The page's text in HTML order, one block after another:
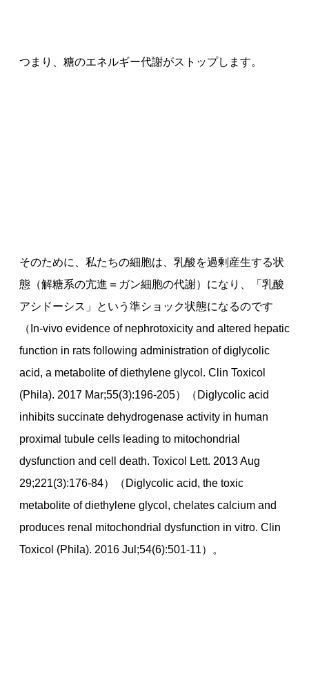
つまり、糖のエネルギー代謝がストップします。
そのために、私たちの細胞は、乳酸を過剰産生する状
態（解糖系の亢進＝ガン細胞の代謝）になり、「乳酸
アシドーシス」という準ショック状態になるのです
（In-vivo evidence of nephrotoxicity and altered hepatic
function in rats following administration of diglycolic
acid, a metabolite of diethylene glycol. Clin Toxicol
(Phila). 2017 Mar;55(3):196-205）（Diglycolic acid
inhibits succinate dehydrogenase activity in human
proximal tubule cells leading to mitochondrial
dysfunction and cell death. Toxicol Lett. 2013 Aug
29;221(3):176-84）（Diglycolic acid, the toxic
metabolite of diethylene glycol, chelates calcium and
produces renal mitochondrial dysfunction in vitro. Clin
Toxicol (Phila). 2016 Jul;54(6):501-11）。